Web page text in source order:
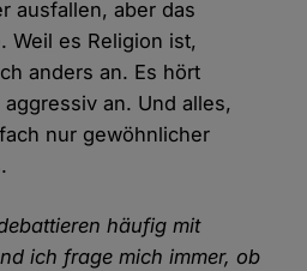
ausfallen, aber das
Weil es Religion ist,
anders an. Es hört
an. Und alles,
nur gewöhnlicher
häufig mit
ich frage mich immer, ob